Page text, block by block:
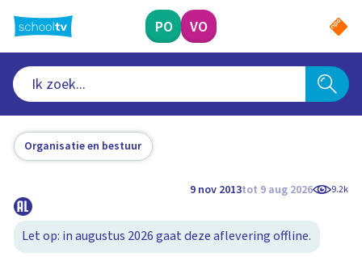
naar
hoofdinhoud
PO VO
Organisatie en bestuur
9 nov 2013tot 9 aug 2026 9.2k
Let op: in augustus 2026 gaat deze aflevering offline.